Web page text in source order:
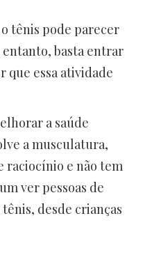
tênis pode parecer
basta entrar
que essa atividade
a saúde
a musculatura,
raciocínio e não tem
ver pessoas de
desde crianças